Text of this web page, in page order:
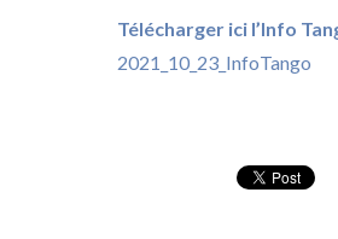
Télécharger ici l’Info
2021_10_23_InfoTango